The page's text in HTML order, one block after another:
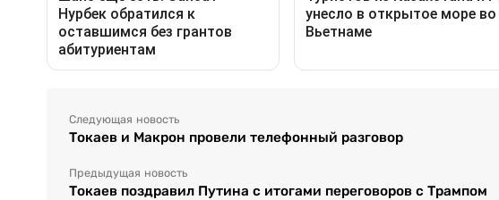
Следующая новость
Токаев и Макрон провели телефонный разговор
Предыдущая новость
Токаев поздравил Путина с итогами переговоров с Трампом